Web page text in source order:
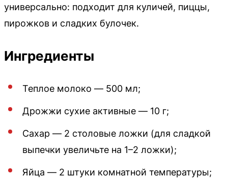
универсально: подходит для куличей, пиццы,
пирожков и сладких булочек.
Ингредиенты
Теплое молоко — 500 мл;
Дрожжи сухие активные — 10 г;
Сахар — 2 столовые ложки (для сладкой
выпечки увеличьте на 1–2 ложки);
Яйца — 2 штуки комнатной температуры;